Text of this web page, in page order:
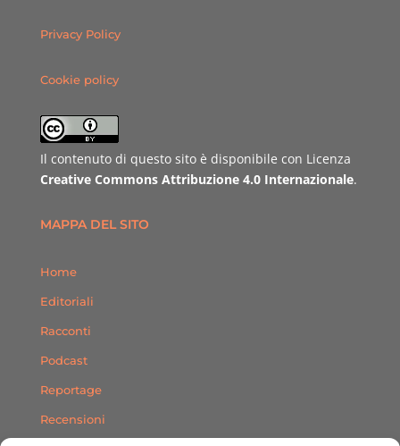
Privacy Policy
Cookie policy
Il contenuto di questo sito è disponibile con Licenza
Creative Commons Attribuzione 4.0 Internazionale.
MAPPA DEL SITO
Home
Editoriali
Racconti
Podcast
Reportage
Recensioni